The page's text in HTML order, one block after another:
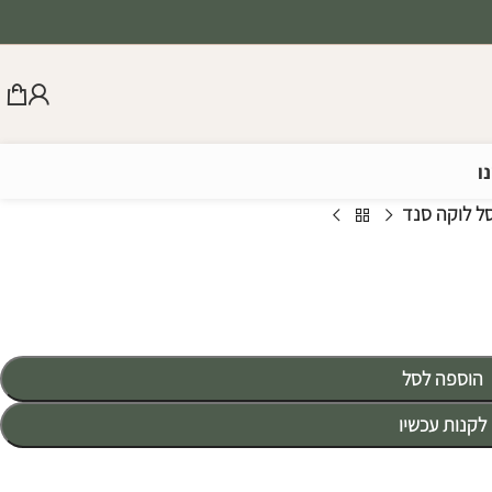
לוקה סנד
הוספה לסל
לקנות עכשיו